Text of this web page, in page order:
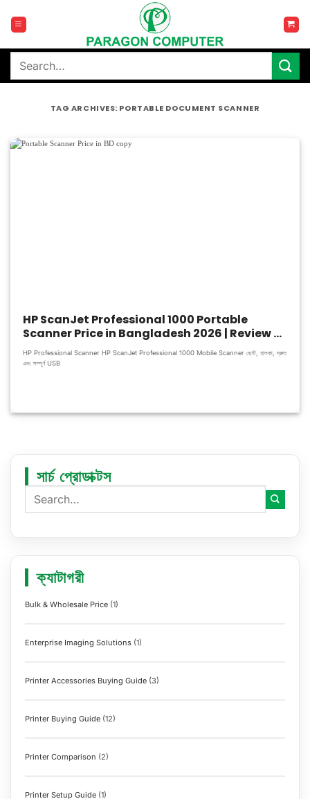
content
Search
TAG ARCHIVES: PORTABLE DOCUMENT SCANNER
HP ScanJet Professional 1000 Portable
Scanner Price in Bangladesh 2026 | Review &
Specifications
HP Professional Scanner HP ScanJet Professional 1000 Mobile Scanner ছোট, হালকা, দ্রুত
এবং সম্পূর্ণ USB
সার্চ প্রোডাক্টস
ক্যাটাগরী
Bulk & Wholesale Price (1)
Enterprise Imaging Solutions (1)
Printer Accessories Buying Guide (3)
Printer Buying Guide (12)
Printer Comparison (2)
Printer Setup Guide (1)